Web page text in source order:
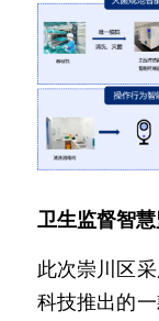
卫生监督智
此次崇川区
科技推出的